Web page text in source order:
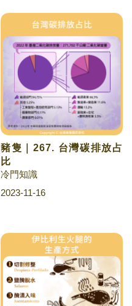
豬隻｜267. 台灣碳排放占
比
冷門知識
2023-11-16